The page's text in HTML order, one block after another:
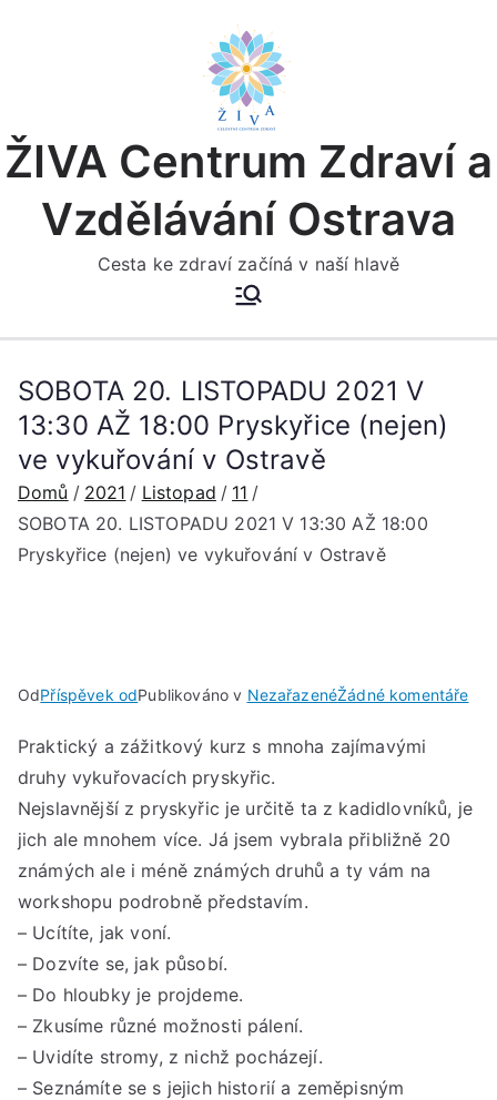
ŽIVA Centrum Zdraví a
Vzdělávání Ostrava
Cesta ke zdraví začíná v naší hlavě
SOBOTA 20. LISTOPADU 2021 V
13:30 AŽ 18:00 Pryskyřice (nejen)
ve vykuřování v Ostravě
Domů 2021 Listopad
11
SOBOTA 20. LISTOPADU 2021 V 13:30 AŽ 18:00
Pryskyřice (nejen) ve vykuřování v Ostravě
OdPříspěvek odPublikováno v NezařazenéŽádné komentářeu
Praktický a zážitkový kurz s mnoha zajímavými
druhy vykuřovacích pryskyřic.
Nejslavnější z pryskyřic je určitě ta z kadidlovníků, je
jich ale mnohem více. Já jsem vybrala přibližně 20
známých ale i méně známých druhů a ty vám na
workshopu podrobně představím.
– Ucítíte, jak voní.
– Dozvíte se, jak působí.
– Do hloubky je projdeme.
– Zkusíme různé možnosti pálení.
– Uvidíte stromy, z nichž pocházejí.
– Seznámíte se s jejich historií a zeměpisným